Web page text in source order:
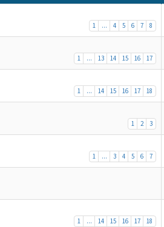
1 ... 4 5 6 7 8
1 ... 13 14 15 16 17
1 ... 14 15 16 17 18
1 2 3
1 ... 3 4 5 6 7
1 ... 14 15 16 17 18